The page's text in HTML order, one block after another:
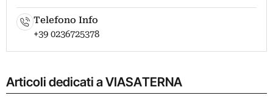
Telefono Info
+39 0236725378
Articoli dedicati a VIASATERNA